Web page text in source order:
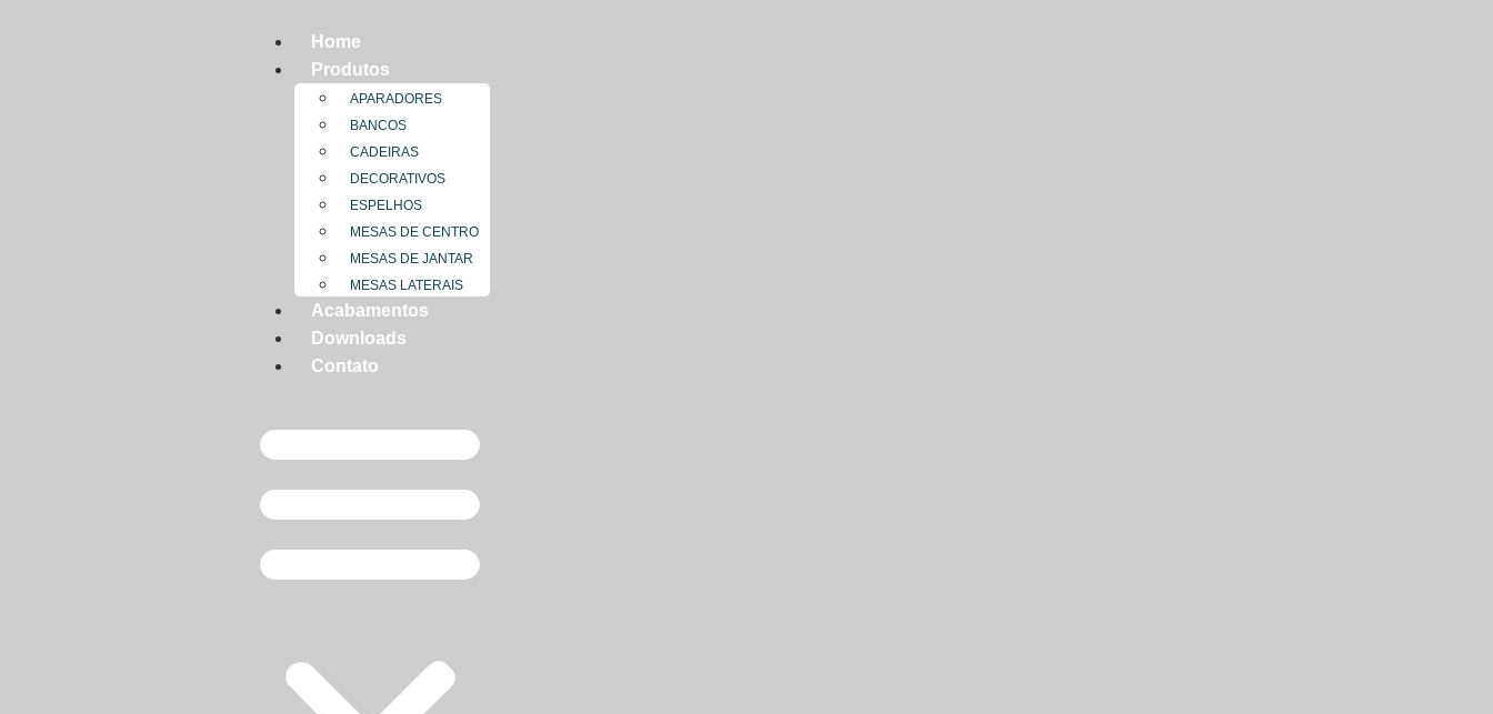
Home
Produtos
APARADORES
BANCOS
CADEIRAS
DECORATIVOS
ESPELHOS
MESAS DE CENTRO
MESAS DE JANTAR
MESAS LATERAIS
Acabamentos
Downloads
Contato
MC VARUM